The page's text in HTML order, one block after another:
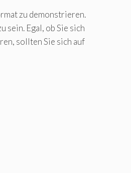
zu demonstrieren.
sein. Egal, ob Sie sich
sollten Sie sich auf